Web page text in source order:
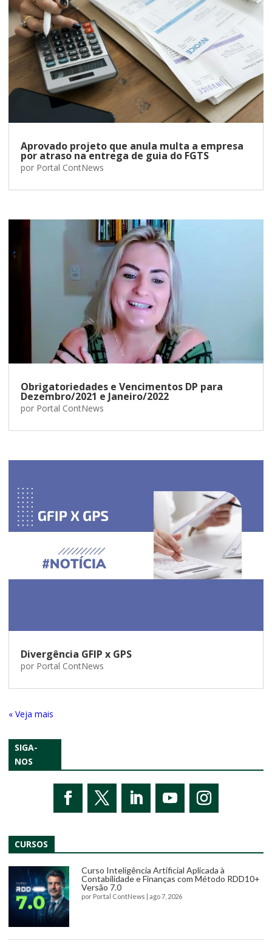
Aprovado projeto que anula multa a empresa
por atraso na entrega de guia do FGTS
por Portal ContNews
Obrigatoriedades e Vencimentos DP para
Dezembro/2021 e Janeiro/2022
por Portal ContNews
Divergência GFIP x GPS
por Portal ContNews
« Entradas Antigas
SIGA-
NOS
CURSOS
Curso Inteligência Artificial Aplicada à
Contabilidade e Finanças com Método RDD10+
Versão 7.0
por Portal ContNews ago 7, 2026